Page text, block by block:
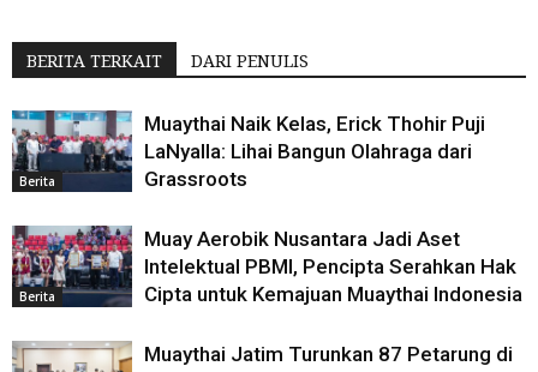
BERITA TERKAIT DARI PENULIS
Berita
Muaythai Naik Kelas, Erick Thohir Puji
LaNyalla: Lihai Bangun Olahraga dari
Grassroots
Berita
Muay Aerobik Nusantara Jadi Aset
Intelektual PBMI, Pencipta Serahkan Hak
Cipta untuk Kemajuan Muaythai Indonesia
Muaythai Jatim Turunkan 87 Petarung di